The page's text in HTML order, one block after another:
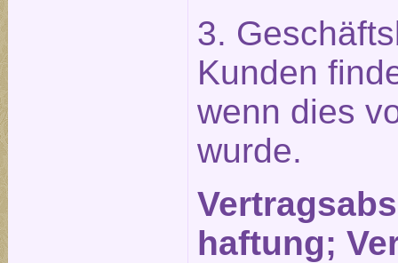
3.
Kunden
wenn dies
wurde.
haftung;